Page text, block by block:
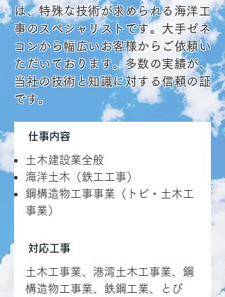
は、特殊な技術が求められる海洋工
事のスペシャリストです。大手ゼネ
コンから幅広いお客様からご依頼い
ただいております。多数の実績が、
当社の技術と知識に対する信頼の証
です。
仕事内容
土木建設業全般
海洋土木（鉄工工事）
鋼構造物工事事業（トビ・土木工
事業）
対応工事
土木工事業、港湾土木工事業、鋼
構造物工事業、鉄鋼工業、とび